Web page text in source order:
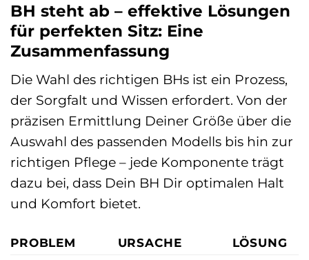
BH steht ab – effektive Lösungen
für perfekten Sitz: Eine
Zusammenfassung
Die Wahl des richtigen BHs ist ein Prozess,
der Sorgfalt und Wissen erfordert. Von der
präzisen Ermittlung Deiner Größe über die
Auswahl des passenden Modells bis hin zur
richtigen Pflege – jede Komponente trägt
dazu bei, dass Dein BH Dir optimalen Halt
und Komfort bietet.
PROBLEM URSACHE LÖSUNG